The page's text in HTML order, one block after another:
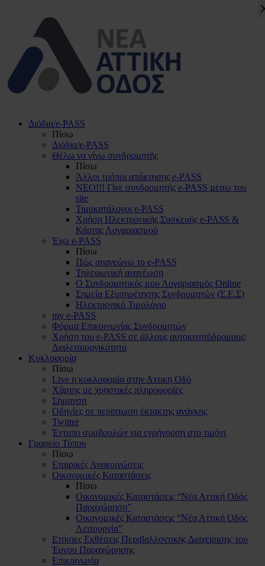
Διόδια/e-PASS
Πίσω
Διόδια/e-PASS
Θέλω να γίνω συνδρομητής
Πίσω
Άλλοι τρόποι απόκτησης e-PASS
ΝΕΟ!!! Γίνε συνδρομητής e-PASS μέσω του
site
Τιμοκατάλογοι e-PASS
Χρήση Ηλεκτρονικής Συσκευής e-PASS &
Κάρτας Λογαριασμού
Έχω e-PASS
Πίσω
Πώς ανανεώνω το e-PASS
Τηλεφωνική ανανέωση
Ο Συνδρομητικός μου Λογαριασμός Online
Σημεία Εξυπηρέτησης Συνδρομητών (Σ.Ε.Σ)
Ηλεκτρονικό Τιμολόγιο
my e-PASS
Φόρμα Επικοινωνίας Συνδρομητών
Χρήση του e-PASS σε άλλους αυτοκινητόδρομους/
Διαλειτουργικότητα
Κυκλοφορία
Πίσω
Live η κυκλοφορία στην Αττική Οδό
Χάρτης με χρηστικές πληροφορίες
Σήμανση
Οδηγίες σε περίπτωση έκτακτης ανάγκης
Twitter
Έντυπο συμβουλών για εγρήγορση στο τιμόνι
Γραφείο Τύπου
Πίσω
Εταιρικές Ανακοινώσεις
Οικονομικές Καταστάσεις
Πίσω
Οικονομικές Καταστάσεις “Νέα Αττική Οδός
Παραχώρηση”
Οικονομικές Καταστάσεις “Νέα Αττική Οδός
Λειτουργία”
Ετήσιες Εκθέσεις Περιβαλλοντικής Διαχείρισης του
Έργου Παραχώρησης
Επικοινωνία